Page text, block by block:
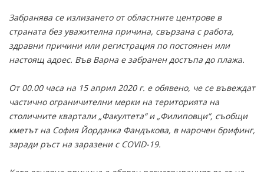
Забранява се излизането от областните центрове в
страната без уважителна причина, свързана с работа,
здравни причини или регистрация по постоянен или
настоящ адрес. Във Варна е забранен достъпа до плажа.
От 00.00 часа на 15 април 2020 г. е обявено, че се въвеждат
частично ограничителни мерки на територията на
столичните квартали „Факултета“ и „Филиповци“, съобщи
кметът на София Йорданка Фандъкова, в нарочен брифинг,
заради ръст на заразени с COVID-19.